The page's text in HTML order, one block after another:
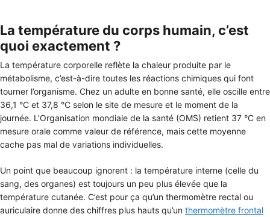
La température du corps humain, c’est
quoi exactement ?
La température corporelle reflète la chaleur produite par le
métabolisme, c’est-à-dire toutes les réactions chimiques qui font
tourner l’organisme. Chez un adulte en bonne santé, elle oscille entre
36,1 °C et 37,8 °C selon le site de mesure et le moment de la
journée. L’Organisation mondiale de la santé (OMS) retient 37 °C en
mesure orale comme valeur de référence, mais cette moyenne
cache pas mal de variations individuelles.
Un point que beaucoup ignorent : la température interne (celle du
sang, des organes) est toujours un peu plus élevée que la
température cutanée. C’est pour ça qu’un thermomètre rectal ou
auriculaire donne des chiffres plus hauts qu’un thermomètre frontal